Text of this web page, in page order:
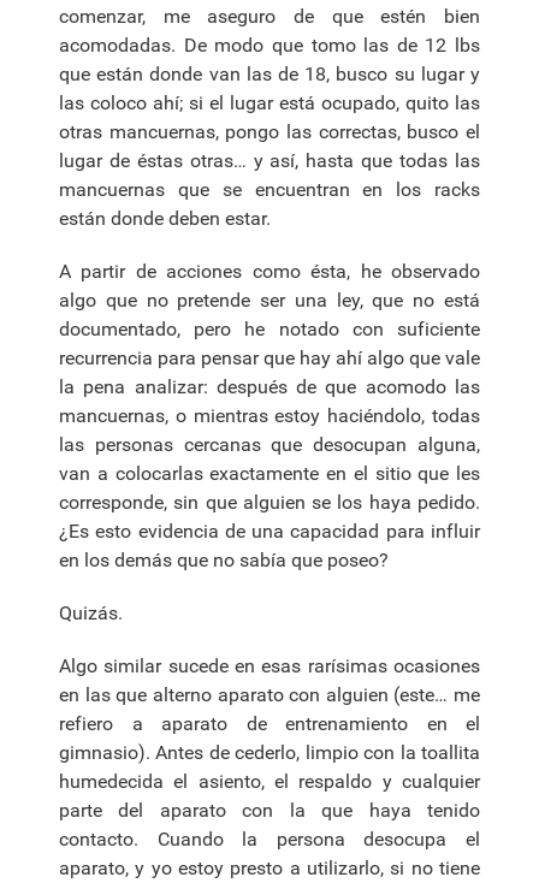
comenzar, me aseguro de que estén bien
acomodadas. De modo que tomo las de 12 lbs
que están donde van las de 18, busco su lugar y
las coloco ahí; si el lugar está ocupado, quito las
otras mancuernas, pongo las correctas, busco el
lugar de éstas otras… y así, hasta que todas las
mancuernas que se encuentran en los racks
están donde deben estar.
A partir de acciones como ésta, he observado
algo que no pretende ser una ley, que no está
documentado, pero he notado con suficiente
recurrencia para pensar que hay ahí algo que vale
la pena analizar: después de que acomodo las
mancuernas, o mientras estoy haciéndolo, todas
las personas cercanas que desocupan alguna,
van a colocarlas exactamente en el sitio que les
corresponde, sin que alguien se los haya pedido.
¿Es esto evidencia de una capacidad para influir
en los demás que no sabía que poseo?
Quizás.
Algo similar sucede en esas rarísimas ocasiones
en las que alterno aparato con alguien (este… me
refiero a aparato de entrenamiento en el
gimnasio). Antes de cederlo, limpio con la toallita
humedecida el asiento, el respaldo y cualquier
parte del aparato con la que haya tenido
contacto. Cuando la persona desocupa el
aparato, y yo estoy presto a utilizarlo, si no tiene